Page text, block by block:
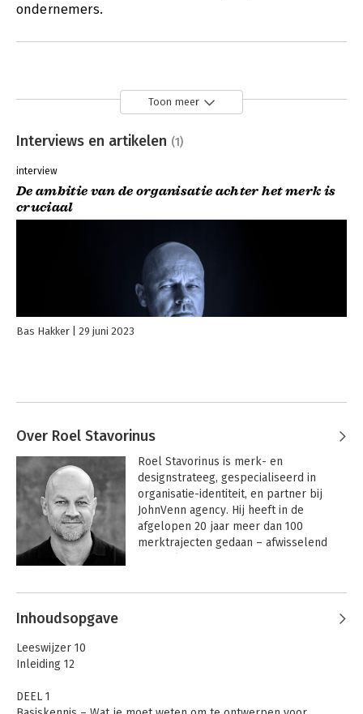
ondernemers.
Toon meer
Interviews en artikelen (1)
interview
De ambitie van de organisatie achter het merk is
cruciaal
Bas Hakker 29 juni 2023
Over Roel Stavorinus
Roel Stavorinus is merk- en
designstrateeg, gespecialiseerd in
organisatie-identiteit, en partner bij
JohnVenn agency. Hij heeft in de
afgelopen 20 jaar meer dan 100
merktrajecten gedaan – afwisselend
creatieve bureaus. Hij adviseert, traint
Centraal Museum, Kröller-Müller, KRO-
Inhoudsopgave
Leeswijzer 10
Inleiding 12
DEEL 1